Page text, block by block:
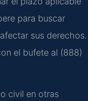
para buscar
sus derechos.
el bufete al (888)
civil en otras